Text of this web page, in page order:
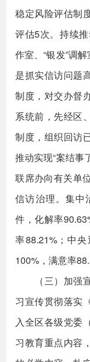
稳定风险评估制
评估5次。持续推
作室、“银发”调
是抓实信访问题
制度，对交办督
系统前，先经区
制度，组织回访
推动实现“案结事
联席办向有关单
信访治理。集中
件，化解率
率88.21%；中
100%，满意率
（三）加强宣
习宣传贯彻落实
入全区各级党委
习教育重点内容